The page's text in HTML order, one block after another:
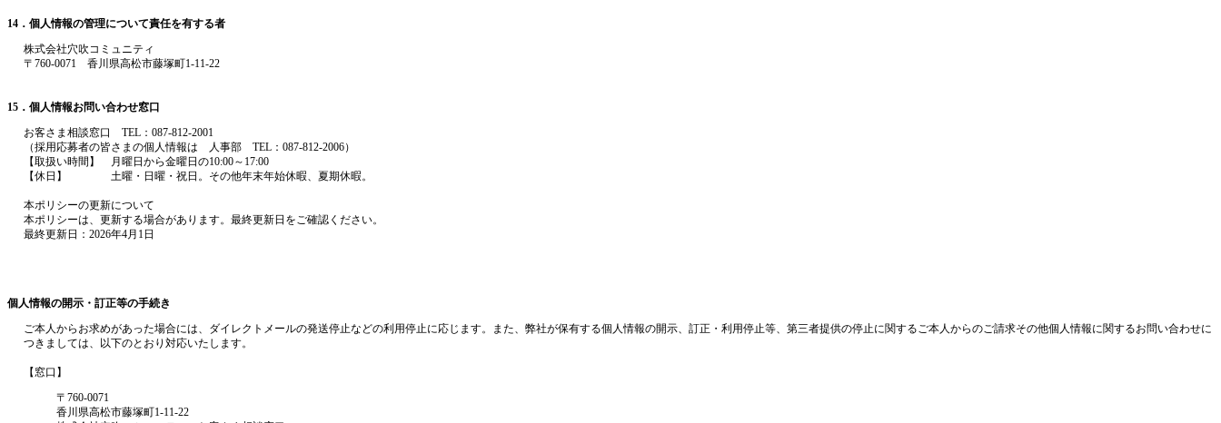
14．個人情報の管理について責任を有する者
株式会社穴吹コミュニティ
〒760-0071 香川県高松市藤塚町1‐11‐22
15．個人情報お問い合わせ窓口
お客さま相談窓口 TEL：087-812-2001
（採用応募者の皆さまの個人情報は 人事部 TEL：087-812-2006）
【取扱い時間】 月曜日から金曜日の10:00～17:00
【休日】 土曜・日曜・祝日。その他年末年始休暇、夏期休暇。
本ポリシーの更新について
本ポリシーは、更新する場合があります。最終更新日をご確認ください。
最終更新日：2026年4月1日
個人情報の開示・訂正等の手続き
ご本人からお求めがあった場合には、ダイレクトメールの発送停止などの利用停止に応じます。また、弊社が保有する個人情報の開示、訂正・利用停止等、第三者提供の停止に関するご本人からのご請求その他個人情報に関するお問い合わせに
つきましては、以下のとおり対応いたします。
【窓口】
〒760-0071
香川県高松市藤塚町1-11-22